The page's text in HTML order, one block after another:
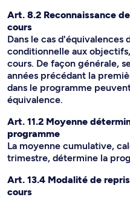
Art. 8.2 Reconnaissance
cours
Dans le cas d'équivalences
conditionnelle aux
cours. De façon générale,
années précédant la
dans le programme
équivalence.
Art. 11.2 Moyenne
programme
La moyenne cumulative,
trimestre, détermine la
Art. 13.4 Modalité de
cours